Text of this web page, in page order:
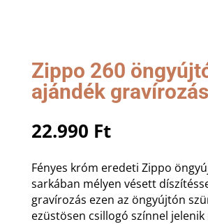
Zippo 260
ajándék
22.990 Ft
Fényes króm eredeti Zippo
sarkában mélyen vésett
gravírozás ezen az öngyújtón
ezüstösen csillogó színnel jelenik